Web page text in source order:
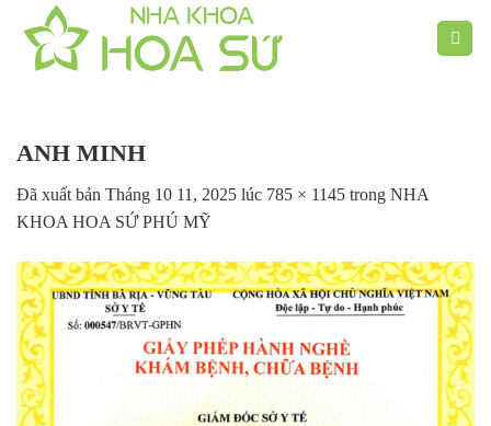
Chuyển
ANH MINH
Đã xuất bản Tháng 10 11, 2025 lúc 785 × 1145 trong NHA
KHOA HOA SỨ PHÚ MỸ